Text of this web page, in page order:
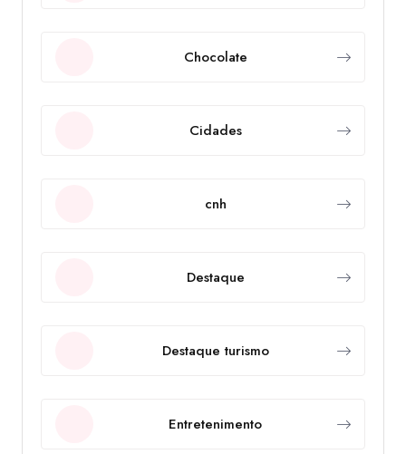
Chocolate
Cidades
cnh
Destaque
Destaque turismo
Entretenimento